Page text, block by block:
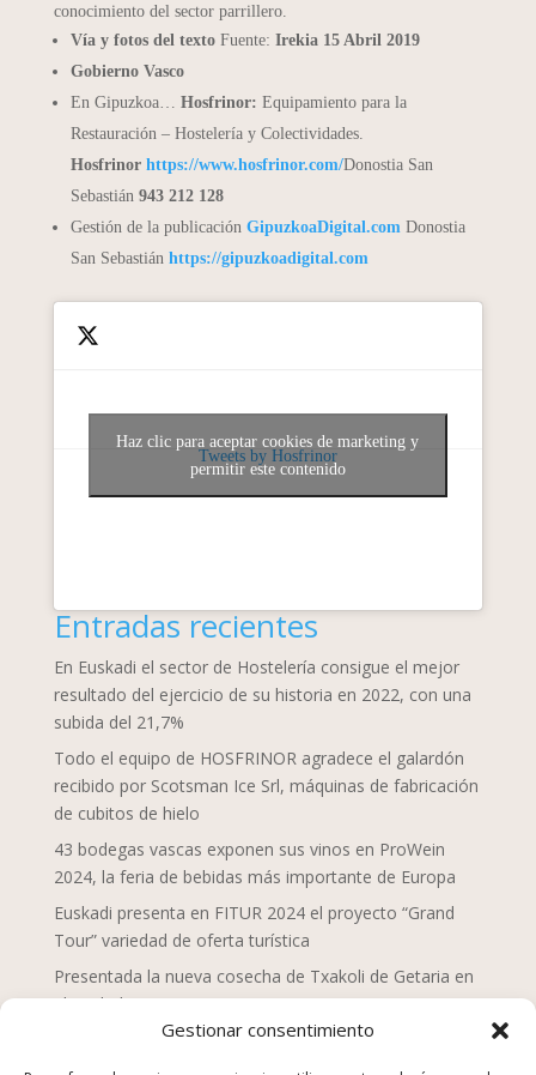
Gestionar consentimiento
conocimiento del sector parrillero.
Vía y fotos del texto Fuente: Irekia 15 Abril 2019
Gobierno Vasco
En Gipuzkoa… Hosfrinor: Equipamiento para la
Restauración – Hostelería y Colectividades.
Hosfrinor https://www.hosfrinor.com/Donostia San
Sebastián 943 212 128
Gestión de la publicación GipuzkoaDigital.com Donostia
San Sebastián https://gipuzkoadigital.com
Tweets by Hosfrinor
Haz clic para aceptar cookies de marketing y
permitir este contenido
Entradas recientes
En Euskadi el sector de Hostelería consigue el mejor
resultado del ejercicio de su historia en 2022, con una
subida del 21,7%
Todo el equipo de HOSFRINOR agradece el galardón
recibido por Scotsman Ice Srl, máquinas de fabricación
de cubitos de hielo
43 bodegas vascas exponen sus vinos en ProWein
2024, la feria de bebidas más importante de Europa
Euskadi presenta en FITUR 2024 el proyecto “Grand
Tour” variedad de oferta turística
Presentada la nueva cosecha de Txakoli de Getaria en
el Txakolin Eguna 2024
Doce chefs de Mahaia despliegan una nueva mirada
sobre la gastronomía vasca